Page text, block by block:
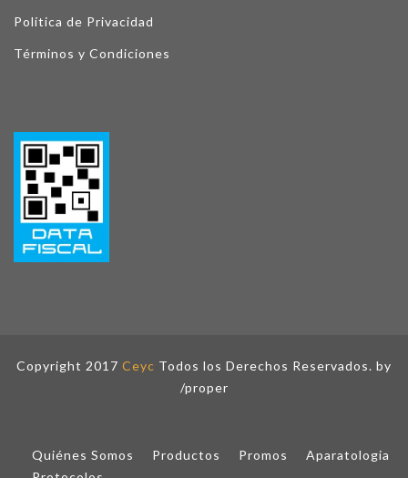
Política de Privacidad
Términos y Condiciones
Copyright 2017 Ceyc Todos los Derechos Reservados. by
/proper
Quiénes Somos Productos Promos
Aparatologia